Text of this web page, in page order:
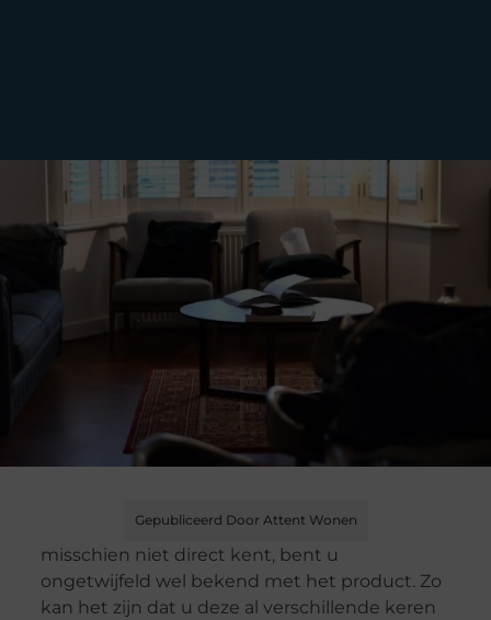
Gepubliceerd Door Attent Wonen
misschien niet direct kent, bent u
ongetwijfeld wel bekend met het product. Zo
kan het zijn dat u deze al verschillende keren